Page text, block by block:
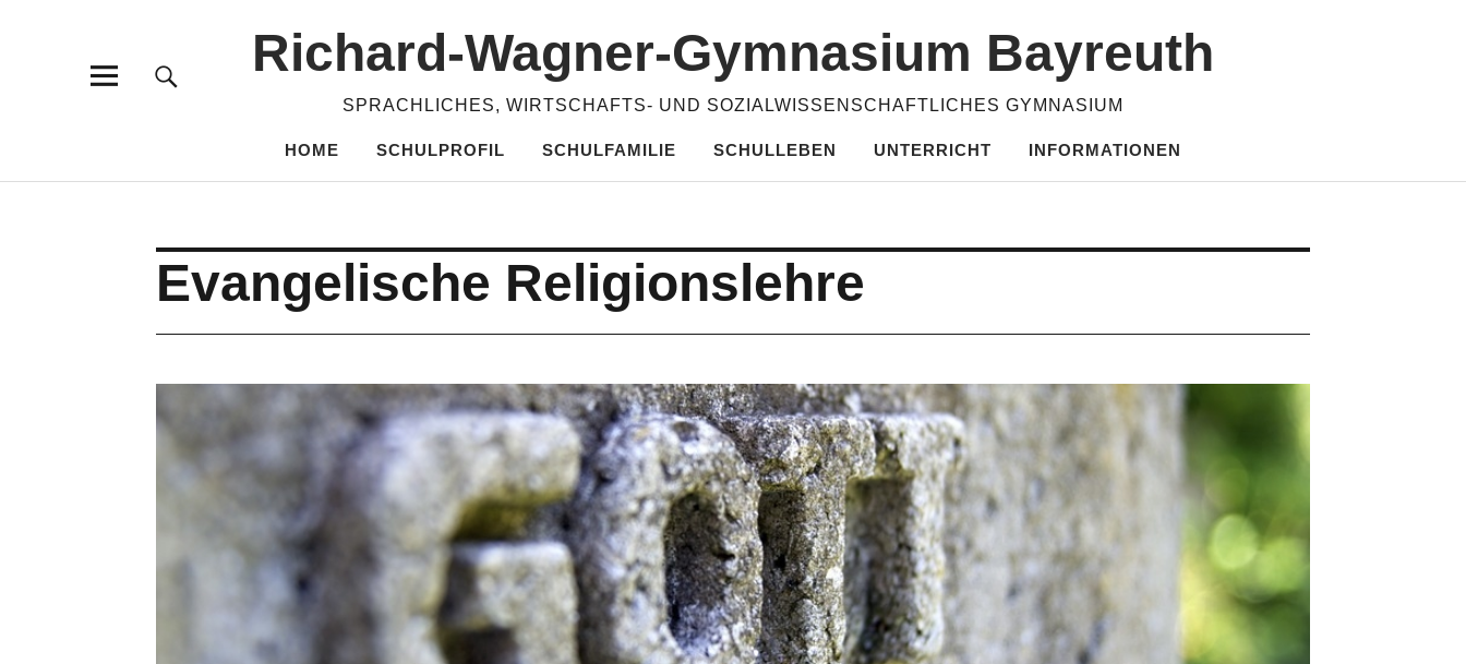
Richard-​​Wagner-​​Gymnasium Bayreuth
SPRACHLICHES, WIRTSCHAFTS- UND SOZIALWISSENSCHAFTLICHES GYMNASIUM
HOME SCHULPROFIL SCHULFAMILIE SCHULLEBEN UNTERRICHT INFORMATIONEN
Evangelische Religionslehre